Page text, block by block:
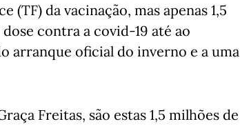
(TF) da vacinação, mas apenas 1,5
contra a covid-19 até ao
arranque oficial do inverno e a uma
Freitas, são estas 1,5 milhões de